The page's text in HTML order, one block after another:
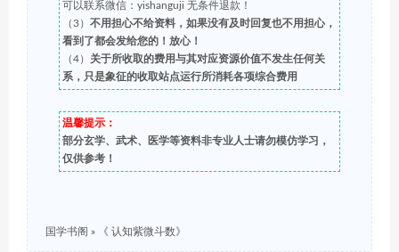
可以联系微信：yishanguji 无条件退款！
（3） 不用担心不给资料，如果没有及时回复也不用担心，
看到了都会发给您的！放心！
（4） 关于所收取的费用与其对应资源价值不发生任何关
系，只是象征的收取站点运行所消耗各项综合费用
温馨提示：
部分玄学、武术、医学等资料非专业人士请勿模仿学习，
仅供参考！
国学书阁 » 《 认知紫微斗数》